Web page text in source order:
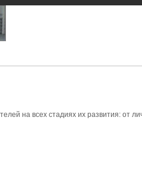
на всех стадиях их развития: от